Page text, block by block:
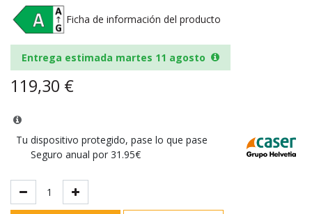
Ficha de información del producto
Entrega estimada martes 11 agosto
119,30 €
Tu dispositivo protegido, pase lo que pase
Seguro anual por 31.95€